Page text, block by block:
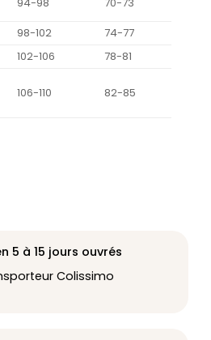
98-102
74-77
102-106
78-81
106-110 82-85
5 à 15 jours ouvrés
Colissimo